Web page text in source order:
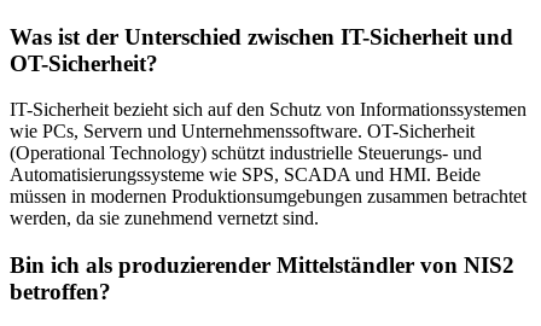
Was ist der Unterschied zwischen IT-Sicherheit und
OT-Sicherheit?
IT-Sicherheit bezieht sich auf den Schutz von Informationssystemen
wie PCs, Servern und Unternehmenssoftware. OT-Sicherheit
(Operational Technology) schützt industrielle Steuerungs- und
Automatisierungssysteme wie SPS, SCADA und HMI. Beide
müssen in modernen Produktionsumgebungen zusammen betrachtet
werden, da sie zunehmend vernetzt sind.
Bin ich als produzierender Mittelständler von NIS2
betroffen?